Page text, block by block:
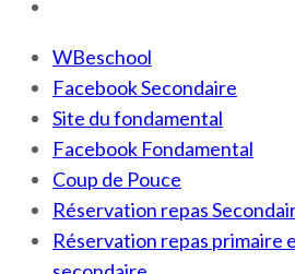
WBeschool
Facebook Secondaire
Site du fondamental
Facebook Fondamental
Coup de Pouce
Réservation repas
Réservation repas primaire